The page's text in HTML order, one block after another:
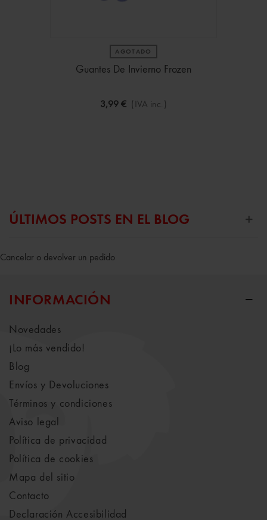
AGOTADO
Guantes De Invierno Frozen
3,99 € (IVA inc.)
ÚLTIMOS POSTS EN EL BLOG
Cancelar o devolver un pedido
INFORMACIÓN
Novedades
¡Lo más vendido!
Blog
Envíos y Devoluciones
Términos y condiciones
Aviso legal
Política de privacidad
Política de cookies
Mapa del sitio
Contacto
Declaración Accesibilidad